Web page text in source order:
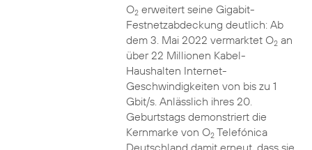
O2erweitert seine Gigabit-
Festnetzabdeckung deutlich: Ab
dem 3. Mai 2022 vermarktet O2an
über 22 Millionen Kabel-
Haushalten Internet-
Geschwindigkeiten von bis zu 1
Gbit/s. Anlässlich ihres 20.
Geburtstags demonstriert die
Kernmarke von O2Telefónica
Deutschland damit erneut, dass sie